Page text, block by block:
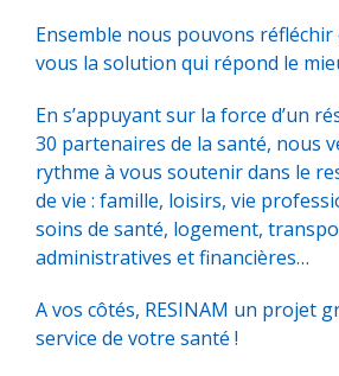
Ensemble nous pouvons réfléchir
vous la solution qui répond le
En s’appuyant sur la force d’un
30 partenaires de la santé, nous
rythme à vous soutenir dans le
de vie : famille, loisirs, vie
soins de santé, logement,
administratives et financières…
A vos côtés, RESINAM un projet
service de votre santé !